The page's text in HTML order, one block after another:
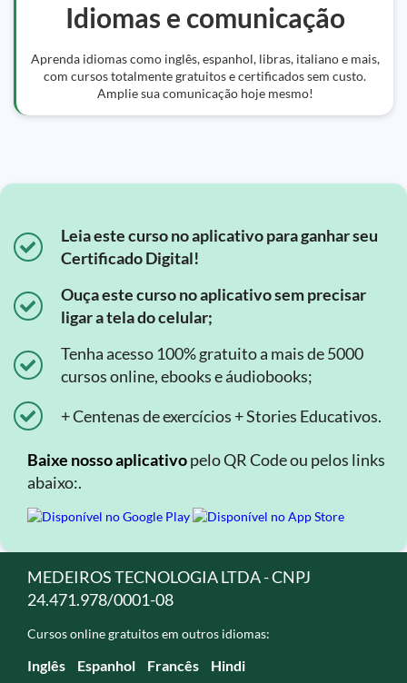
Idiomas e comunicação
Aprenda idiomas como inglês, espanhol, libras, italiano e mais,
com cursos totalmente gratuitos e certificados sem custo.
Amplie sua comunicação hoje mesmo!
Leia este curso no aplicativo para ganhar seu
Certificado Digital!
Ouça este curso no aplicativo sem precisar
ligar a tela do celular;
Tenha acesso 100% gratuito a mais de 5000
cursos online, ebooks e áudiobooks;
+ Centenas de exercícios + Stories Educativos.
Baixe nosso aplicativopelo QR Code ou pelos links
abaixo:.
MEDEIROS TECNOLOGIA LTDA - CNPJ
24.471.978/0001-08
Cursos online gratuitos em outros idiomas:
Inglês Espanhol Francês Hindi